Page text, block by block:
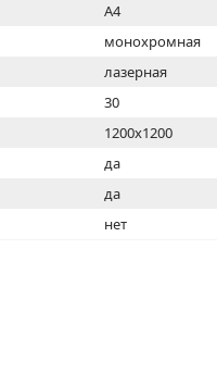
A4
монохромная
лазерная
30
1200x1200
да
да
нет